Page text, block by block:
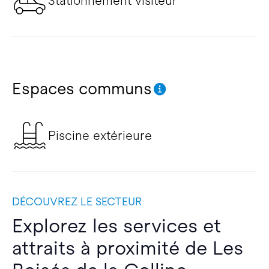
Espaces communs
Piscine extérieure
DÉCOUVREZ LE SECTEUR
Explorez les services et
attraits à proximité de Les